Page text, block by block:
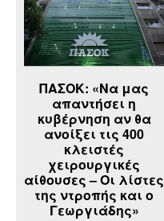
ΠΑΣΟΚ: «Να μας
απαντήσει η
κυβέρνηση αν θα
ανοίξει τις 400
κλειστές
χειρουργικές
αίθουσες – Οι λίστες
της ντροπής και ο
Γεωργιάδης»